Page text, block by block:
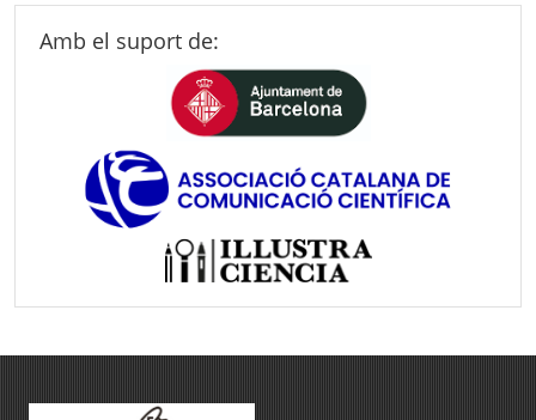
Amb el suport de: